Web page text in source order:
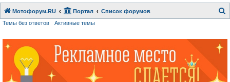
Мотофорум.RU Портал Список форумов
Темы без ответов Активные темы